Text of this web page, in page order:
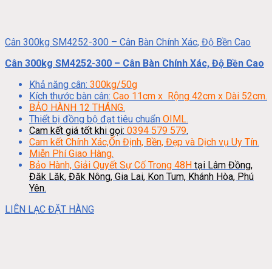
Cân 300kg SM4252-300 – Cân Bàn Chính Xác, Độ Bền Cao
Cân 300kg SM4252-300 – Cân Bàn Chính Xác, Độ Bền Cao
Khả năng cân: 300kg/50g
Kích thước bàn cân: Cao 11cm x Rộng 42cm x Dài 52cm.
BẢO HÀNH 12 THÁNG.
Thiết bị đồng bộ đạt tiêu chuẩn OIML.
Cam kết giá tốt khi gọi: 0394 579 579.
Cam kết Chính Xác,Ổn Định, Bền, Đẹp và Dịch vụ Uy Tín.
Miễn Phí Giao Hàng.
Bảo Hành, Giải Quyết Sự Cố Trong 48H tại Lâm Đồng,
Đăk Lăk, Đăk Nông, Gia Lai, Kon Tum, Khánh Hòa, Phú
Yên.
LIÊN LẠC ĐẶT HÀNG